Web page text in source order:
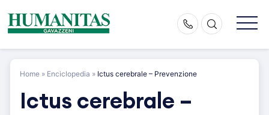
content
Home » Enciclopedia » Ictus cerebrale – Prevenzione
Ictus cerebrale –